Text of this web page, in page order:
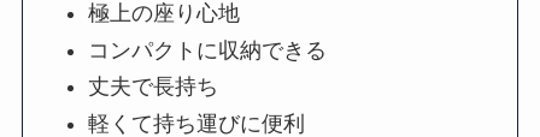
極上の座り心地
コンパクトに収納できる
丈夫で長持ち
軽くて持ち運びに便利